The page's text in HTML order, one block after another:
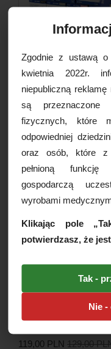
Igła iniekcyjna KD-Fine,
100szt./op. [ROZMIARY]
7,50 PLN
DO KOSZYKA
Igła iniekcyjna Mesorelle
AM324, 32G...
119,00 PLN 129,00
Zgodnie z ustawą
kwietnia 2022r.
niepubliczną
są przeznaczone
fizycznych, które
odpowiedniej
oraz osób, które z
pełnioną funkcję
gospodarczą
wyrobami
Klikając pole
potwierdzasz, że
Tak -
Nie -